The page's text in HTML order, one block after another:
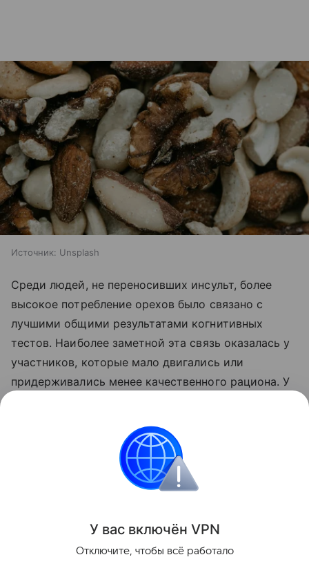
Источник: Unsplash
Среди людей, не переносивших инсульт, более
высокое потребление орехов было связано с
лучшими общими результатами когнитивных
тестов. Наиболее заметной эта связь оказалась у
участников, которые мало двигались или
придерживались менее качественного рациона. У
Поделиться
У вас включён VPN
Отключите, чтобы всё работало